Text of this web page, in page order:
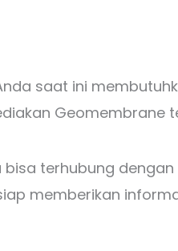
saat ini
Geomembrane
bisa terhubung
memberikan